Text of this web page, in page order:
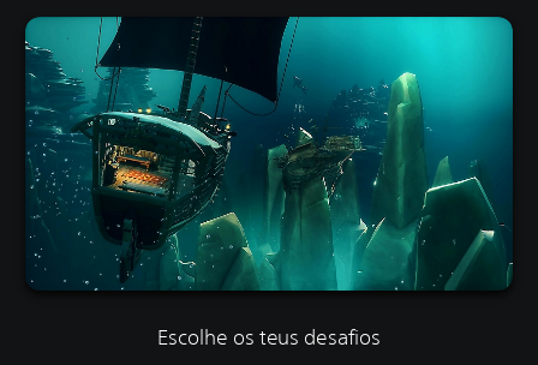
Escolhe os teus desafios